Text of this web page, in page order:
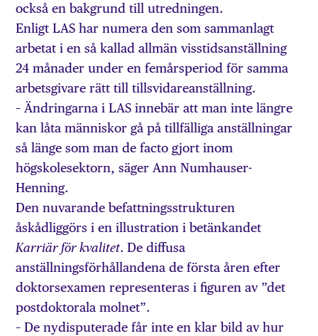
också en bakgrund till utredningen.
Enligt LAS har numera den som sammanlagt
arbetat i en så kallad allmän visstidsanställning
24 månader under en femårsperiod för samma
arbetsgivare rätt till tillsvidareanställning.
– Ändringarna i LAS innebär att man inte längre
kan låta människor gå på tillfälliga anställningar
så länge som man de facto gjort inom
högskolesektorn, säger Ann Numhauser-
Henning.
Den nuvarande befattningsstrukturen
åskådliggörs i en illustration i betänkandet
Karriär för kvalitet. De diffusa
anställningsförhållandena de första åren efter
doktorsexamen representeras i figuren av ”det
postdoktorala molnet”.
– De nydisputerade får inte en klar bild av hur